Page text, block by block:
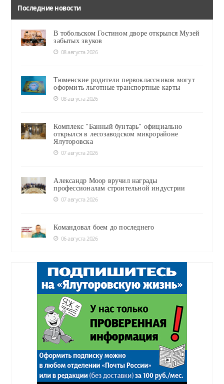
Последние новости
В тобольском Гостином дворе открылся Музей
забытых звуков
08 августа 2026
Тюменские родители первоклассников могут
оформить льготные транспортные карты
08 августа 2026
Комплекс "Банный бунтарь" официально
открылся в лесозаводском микрорайоне
Ялуторовска
07 августа 2026
Александр Моор вручил награды
профессионалам строительной индустрии
07 августа 2026
Командовал боем до последнего
06 августа 2026